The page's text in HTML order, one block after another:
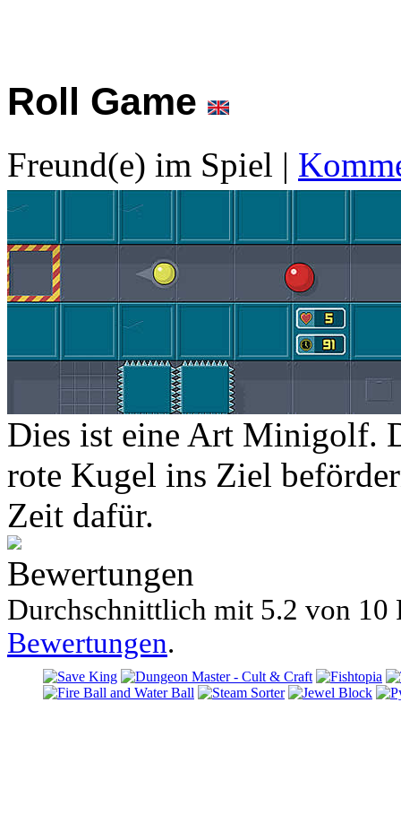
Roll Game
Freund(e) im Spiel |
Dies ist eine Art Minigolf.
rote Kugel ins Ziel
Zeit dafür.
Bewertungen
Durchschnittlich mit 5.2 von 10
Bewertungen.